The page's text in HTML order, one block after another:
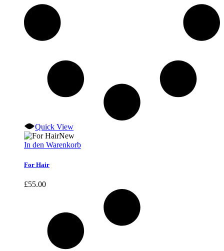
Quick View
New
In den Warenkorb
For Hair
£55.00